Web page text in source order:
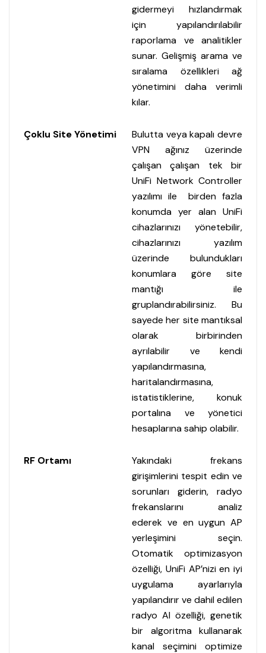
gidermeyi hızlandırmak
için yapılandırılabilir
raporlama ve analitikler
sunar. Gelişmiş arama ve
sıralama özellikleri ağ
yönetimini daha verimli
kılar.
Çoklu Site Yönetimi
Bulutta veya kapalı devre
VPN ağınız üzerinde
çalışan çalışan tek bir
UniFi Network Controller
yazılımı ile birden fazla
konumda yer alan UniFi
cihazlarınızı yönetebilir,
cihazlarınızı yazılım
üzerinde bulundukları
konumlara göre site
mantığı ile
gruplandırabilirsiniz. Bu
sayede her site mantıksal
olarak birbirinden
ayrılabilir ve kendi
yapılandırmasına,
haritalandırmasına,
istatistiklerine, konuk
portalına ve yönetici
hesaplarına sahip olabilir.
RF Ortamı
Yakındaki frekans
girişimlerini tespit edin ve
sorunları giderin, radyo
frekanslarını analiz
ederek ve en uygun AP
yerleşimini seçin.
Otomatik optimizasyon
özelliği, UniFi AP’nizi en iyi
uygulama ayarlarıyla
yapılandırır ve dahil edilen
radyo AI özelliği, genetik
bir algoritma kullanarak
kanal seçimini optimize